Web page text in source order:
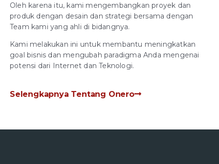
Oleh karena itu, kami mengembangkan proyek dan
produk dengan desain dan strategi bersama dengan
Team kami yang ahli di bidangnya.
Kami melakukan ini untuk membantu meningkatkan
goal bisnis dan mengubah paradigma Anda mengenai
potensi dari Internet dan Teknologi.
Selengkapnya Tentang Onero